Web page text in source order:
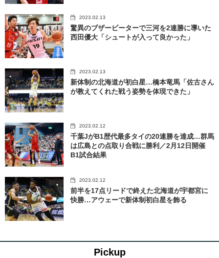
2023.02.13
驚異のブザービーターで三河を2連勝に導いた
西田優大「シュートが入って良かった」
2023.02.13
新体制の北海道が初白星…橋本竜馬「佐古さん
が教えてくれた戦う姿勢を体現できた」
2023.02.12
千葉JがB1歴代最多タイの20連勝を達成…群馬
は広島との点取り合戦に勝利／2月12日開催
B1試合結果
2023.02.12
前半を17点リードで終えた北海道が宇都宮に
快勝…アウェーで新体制初白星を飾る
Pickup